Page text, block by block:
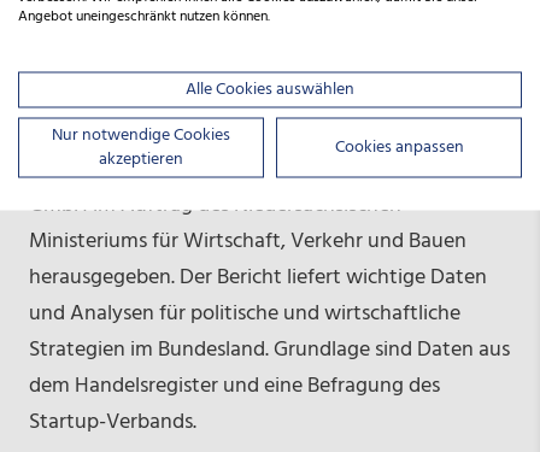
Niedersächsische Startup Monitor wird jährlich von
der Startup-Initiative bei Niedersachsen.next und
der NBank in Zusammenarbeit mit Startupdetector
GmbH im Auftrag des Niedersächsischen
Ministeriums für Wirtschaft, Verkehr und Bauen
herausgegeben. Der Bericht liefert wichtige Daten
und Analysen für politische und wirtschaftliche
Strategien im Bundesland. Grundlage sind Daten aus
dem Handelsregister und eine Befragung des
Startup-Verbands.
Angebot uneingeschränkt nutzen können.
Alle Cookies auswählen
Nur notwendige Cookies
akzeptieren
Cookies anpassen